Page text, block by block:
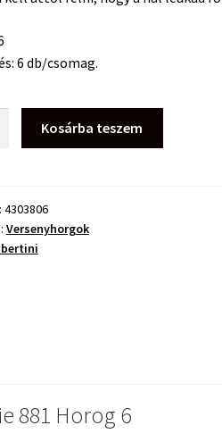
6 db/csomag.
Kosárba teszem
4303806
Versenyhorgok
881 Horog 6